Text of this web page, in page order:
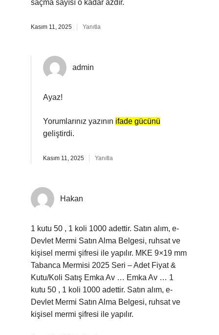
saçma sayısı o kadar azdır.
Kasım 11, 2025 Yanıtla
admin
Ayaz!
Yorumlarınız yazının ifade gücünü
geliştirdi.
Kasım 11, 2025 Yanıtla
Hakan
1 kutu 50 , 1 koli 1000 adettir. Satın alım, e-
Devlet Mermi Satın Alma Belgesi, ruhsat ve
kişisel mermi şifresi ile yapılır. MKE 9×19 mm
Tabanca Mermisi 2025 Seri – Adet Fiyat &
Kutu/Koli Satış Emka Av … Emka Av … 1
kutu 50 , 1 koli 1000 adettir. Satın alım, e-
Devlet Mermi Satın Alma Belgesi, ruhsat ve
kişisel mermi şifresi ile yapılır.